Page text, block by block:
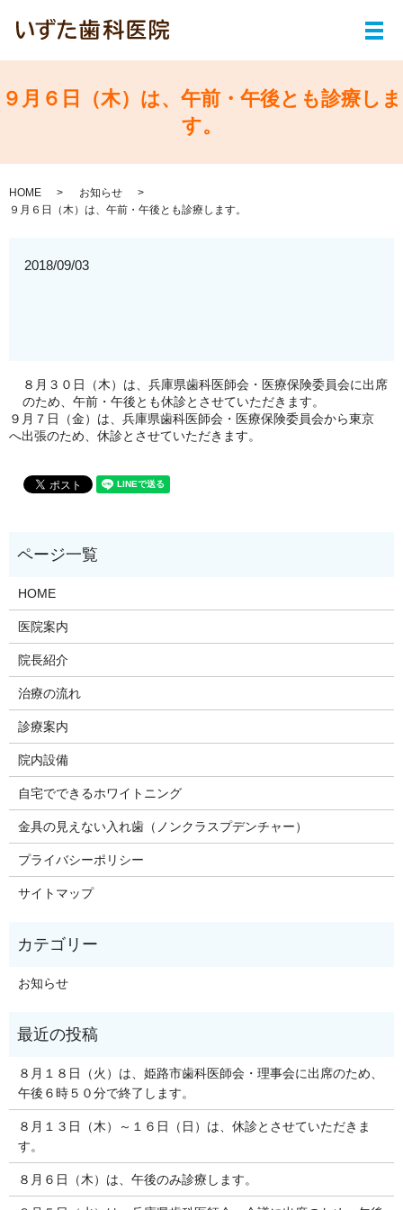
メ
９月６日（木）は、午前・午後とも診療しま
す。
HOME
お知らせ
９月６日（木）は、午前・午後とも診療します。
2018/09/03
８月３０日（木）は、兵庫県歯科医師会・医療保険委員会に出席
のため、午前・午後とも休診とさせていただきます。
９月７日（金）は、兵庫県歯科医師会・医療保険委員会から東京
へ出張のため、休診とさせていただきます。
HOME
医院案内
院長紹介
治療の流れ
診療案内
院内設備
自宅でできるホワイトニング
金具の見えない入れ歯（ノンクラスプデンチャー）
プライバシーポリシー
サイトマップ
お知らせ
８月１８日（火）は、姫路市歯科医師会・理事会に出席のため、
午後６時５０分で終了します。
８月１３日（木）～１６日（日）は、休診とさせていただきま
す。
８月６日（木）は、午後のみ診療します。